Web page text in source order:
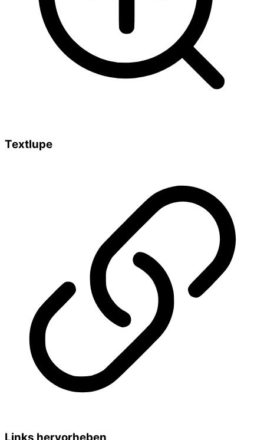
Textlupe
Links hervorheben